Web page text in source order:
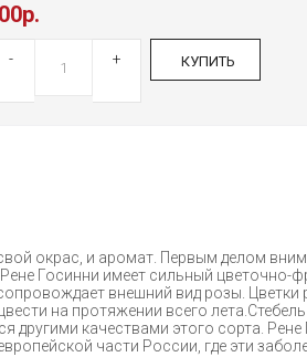
- + КУПИТЬ
окрас, и аромат. Первым делом
Госинни имеет сильный
внешний вид розы.
на протяжении всего
другими качествами этого сорта.
части России, где эти